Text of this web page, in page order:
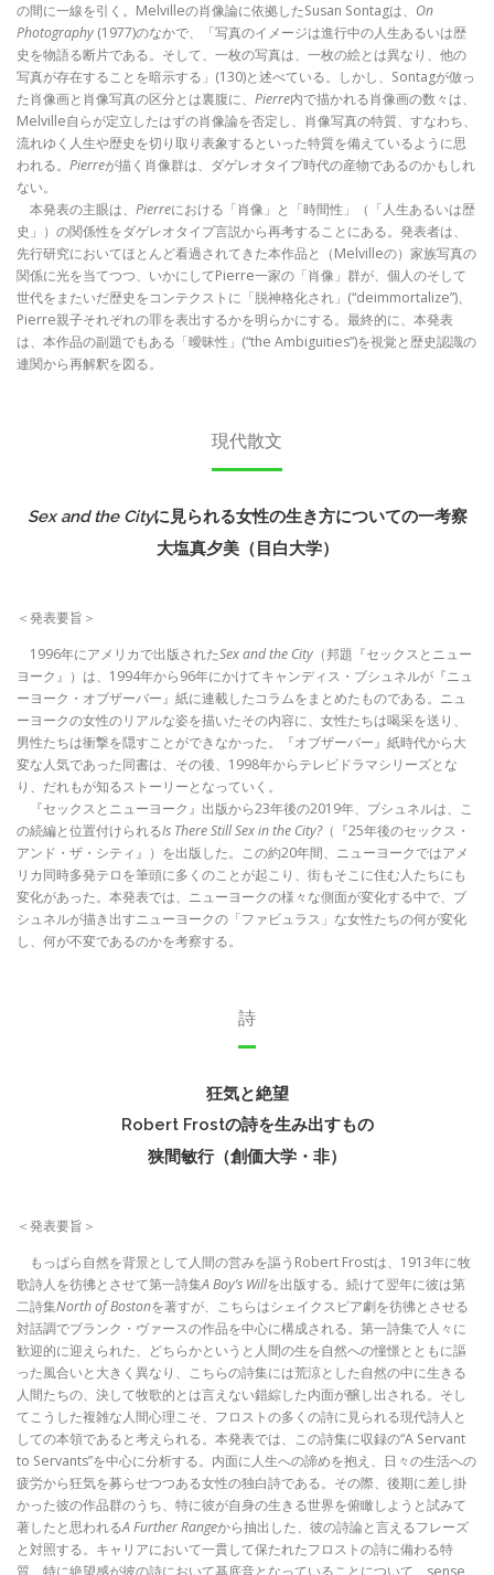
の間に一線を引く。Melvilleの肖像論に依拠したSusan Sontagは、 On
Photography (1977)のなかで、「写真のイメージは進行中の人生あるいは歴
史を物語る断片である。そして、一枚の写真は、一枚の絵とは異なり、他の
写真が存在することを暗示する」(130)と述べている。しかし、Sontagが倣っ
た肖像画と肖像写真の区分とは裏腹に、 Pierre内で描かれる肖像画の数々は、
Melville自らが定立したはずの肖像論を否定し、肖像写真の特質、すなわち、
流れゆく人生や歴史を切り取り表象するといった特質を備えているように思
われる。 Pierreが描く肖像群は、ダゲレオタイプ時代の産物であるのかもしれ
ない。
本発表の主眼は、 Pierreにおける「肖像」と「時間性」（「人生あるいは歴
史」）の関係性をダゲレオタイプ言説から再考することにある。発表者は、
先行研究においてほとんど看過されてきた本作品と（Melvilleの）家族写真の
関係に光を当てつつ、いかにしてPierre一家の「肖像」群が、個人のそして
世代をまたいだ歴史をコンテクストに「脱神格化され」(“deimmortalize”)、
Pierre親子それぞれの罪を表出するかを明らかにする。最終的に、本発表
は、本作品の副題でもある「曖昧性」(“the Ambiguities”)を視覚と歴史認識の
連関から再解釈を図る。
現代散文
Sex and the Cityに見られる女性の生き方についての一考察
大塩真夕美（目白大学）
＜発表要旨＞
1996年にアメリカで出版されたSex and the City （邦題『セックスとニュー
ヨーク』）は、1994年から96年にかけてキャンディス・ブシュネルが『ニュ
ーヨーク・オブザーバー』紙に連載したコラムをまとめたものである。ニュ
ーヨークの女性のリアルな姿を描いたその内容に、女性たちは喝采を送り、
男性たちは衝撃を隠すことができなかった。『オブザーバー』紙時代から大
変な人気であった同書は、その後、1998年からテレビドラマシリーズとな
り、だれもが知るストーリーとなっていく。
『セックスとニューヨーク』出版から23年後の2019年、ブシュネルは、こ
の続編と位置付けられるIs There Still Sex in the City?（『25年後のセックス・
アンド・ザ・シティ』）を出版した。この約20年間、ニューヨークではアメ
リカ同時多発テロを筆頭に多くのことが起こり、街もそこに住む人たちにも
変化があった。本発表では、ニューヨークの様々な側面が変化する中で、ブ
シュネルが描き出すニューヨークの「ファビュラス」な女性たちの何が変化
し、何が不変であるのかを考察する。
詩
狂気と絶望
Robert Frostの詩を生み出すもの
狭間敏行（創価大学・非）
＜発表要旨＞
もっぱら自然を背景として人間の営みを謳うRobert Frostは、1913年に牧
歌詩人を彷彿とさせて第一詩集A Boy’s Willを出版する。続けて翌年に彼は第
二詩集North of Bostonを著すが、こちらはシェイクスピア劇を彷彿とさせる
対話調でブランク・ヴァースの作品を中心に構成される。第一詩集で人々に
歓迎的に迎えられた、どちらかというと人間の生を自然への憧憬とともに謳
った風合いと大きく異なり、こちらの詩集には荒涼とした自然の中に生きる
人間たちの、決して牧歌的とは言えない錯綜した内面が醸し出される。そし
てこうした複雑な人間心理こそ、フロストの多くの詩に見られる現代詩人と
しての本領であると考えられる。本発表では、この詩集に収録の“A Servant
to Servants”を中心に分析する。内面に人生への諦めを抱え、日々の生活への
疲労から狂気を募らせつつある女性の独白詩である。その際、後期に差し掛
かった彼の作品群のうち、特に彼が自身の生きる世界を俯瞰しようと試みて
著したと思われるA Further Rangeから抽出した、彼の詩論と言えるフレーズ
と対照する。キャリアにおいて一貫して保たれたフロストの詩に備わる特
質、特に絶望感が彼の詩において基底音となっていることについて、sense